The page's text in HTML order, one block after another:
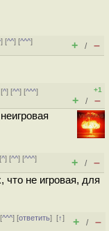
] [^^] [^^^]
+ / –
^] [^^] [^^^]
+1
+ / –
^] [^^] [^^^]
+ / –
что не игровая, для
^^^] [ответить][↑]
+ / –